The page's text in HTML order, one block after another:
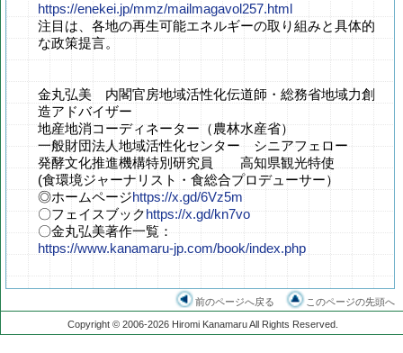
https://enekei.jp/mmz/mailmagavol257.html
注目は、各地の再生可能エネルギーの取り組みと具体的
な政策提言。
金丸弘美 内閣官房地域活性化伝道師・総務省地域力創
造アドバイザー
地産地消コーディネーター（農林水産省）
一般財団法人地域活性化センター シニアフェロー
発酵文化推進機構特別研究員 高知県観光特使
(食環境ジャーナリスト・食総合プロデューサー）
◎ホームページhttps://x.gd/6Vz5m
〇フェイスブックhttps://x.gd/kn7vo
〇金丸弘美著作一覧：
https://www.kanamaru-jp.com/book/index.php
前のページへ戻る このページの先頭へ
Copyright © 2006-2026 Hiromi Kanamaru All Rights Reserved.